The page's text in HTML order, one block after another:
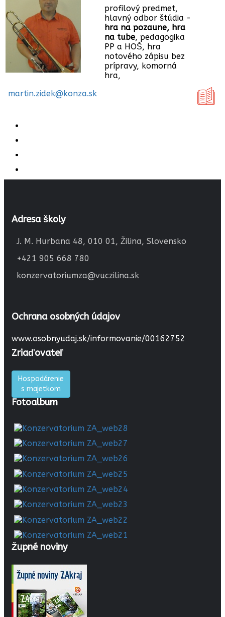
profilový predmet,
hlavný odbor štúdia -
hra na pozaune, hra
na tube, pedagogika
PP a HOŠ, hra
notového zápisu bez
prípravy, komorná
hra,
martin.zidek@konza.sk
Adresa školy
J. M. Hurbana 48, 010 01, Žilina, Slovensko
+421 905 668 780
konzervatoriumza@vuczilina.sk
Ochrana osobných údajov
www.osobnyudaj.sk/informovanie/00162752
Zriaďovateľ
Hospodárenie
s majetkom
Fotoalbum
Župné noviny